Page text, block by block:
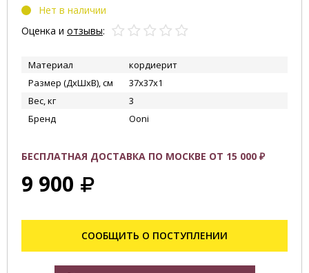
Нет в наличии
Оценка и отзывы:
Материал
кордиерит
Размер (ДхШхВ), см
37x37x1
Вес, кг
3
Бренд
Ooni
БЕСПЛАТНАЯ ДОСТАВКА ПО МОСКВЕ ОТ 15 000 ₽
9 900
СООБЩИТЬ О ПОСТУПЛЕНИИ